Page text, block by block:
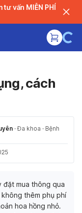
cách
·Đa khoa · Bệnh
đặt mua thông qua
thêm phụ phí
hoa hồng nhỏ.